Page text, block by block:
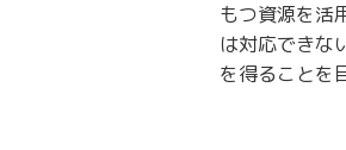
もつ資源を活
は対応できな
を得ることを